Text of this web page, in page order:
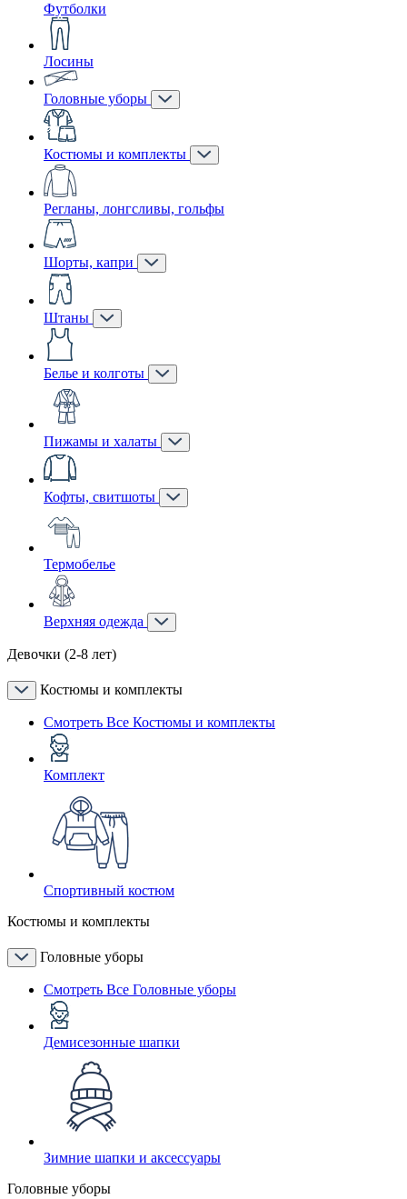
Футболки
Лосины
Головные уборы
Костюмы и комплекты
Регланы, лонгсливы, гольфы
Шорты, капри
Штаны
Белье и колготы
Пижамы и халаты
Кофты, свитшоты
Термобелье
Верхняя одежда
Девочки (2-8 лет)
Костюмы и комплекты
Смотреть Все Костюмы и комплекты
Комплект
Спортивный костюм
Костюмы и комплекты
Головные уборы
Смотреть Все Головные уборы
Демисезонные шапки
Зимние шапки и аксессуары
Головные уборы